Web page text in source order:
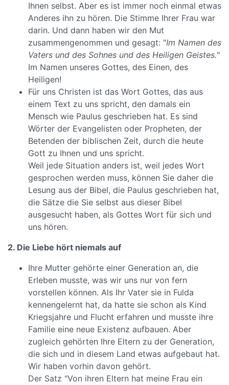
Ihnen selbst. Aber es ist immer noch einmal etwas
Anderes ihn zu hören. Die Stimme Ihrer Frau war
darin. Und dann haben wir den Mut
zusammengenommen und gesagt: "Im Namen des
Vaters und des Sohnes und des Heiligen Geistes."
Im Namen unseres Gottes, des Einen, des
Heiligen!
Für uns Christen ist das Wort Gottes, das aus
einem Text zu uns spricht, den damals ein
Mensch wie Paulus geschrieben hat. Es sind
Wörter der Evangelisten oder Propheten, der
Betenden der biblischen Zeit, durch die heute
Gott zu Ihnen und uns spricht.
Weil jede Situation anders ist, weil jedes Wort
gesprochen werden muss, können Sie daher die
Lesung aus der Bibel, die Paulus geschrieben hat,
die Sätze die Sie selbst aus dieser Bibel
ausgesucht haben, als Gottes Wort für sich und
uns hören.
2. Die Liebe hört niemals auf
Ihre Mutter gehörte einer Generation an, die
Erleben musste, was wir uns nur von fern
vorstellen können. Als Ihr Vater sie in Fulda
kennengelernt hat, da hatte sie schon als Kind
Kriegsjahre und Flucht erfahren und musste ihre
Familie eine neue Existenz aufbauen. Aber
zugleich gehörten Ihre Eltern zu der Generation,
die sich und in diesem Land etwas aufgebaut hat.
Wir haben vorhin davon gehört.
Der Satz "Von ihren Eltern hat meine Frau ein